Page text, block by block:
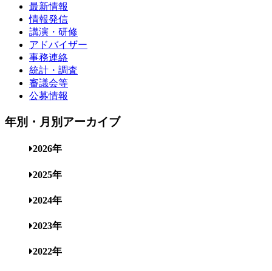
最新情報
情報発信
講演・研修
アドバイザー
事務連絡
統計・調査
審議会等
公募情報
年別・月別アーカイブ
2026年
2025年
2024年
2023年
2022年